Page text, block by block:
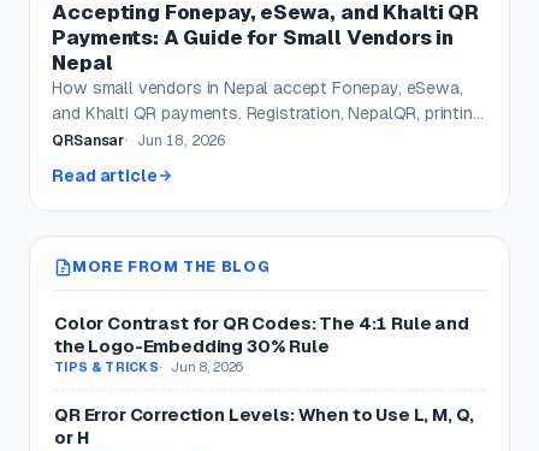
Accepting Fonepay, eSewa, and Khalti QR
Payments: A Guide for Small Vendors in
Nepal
How small vendors in Nepal accept Fonepay, eSewa,
and Khalti QR payments. Registration, NepalQR, printing,
troubleshooting, and settlement timelines.
QRSansar Jun 18, 2026
Read article
MORE FROM THE BLOG
Color Contrast for QR Codes: The 4:1 Rule and
the Logo-Embedding 30% Rule
TIPS & TRICKS Jun 8, 2026
QR Error Correction Levels: When to Use L, M, Q,
or H